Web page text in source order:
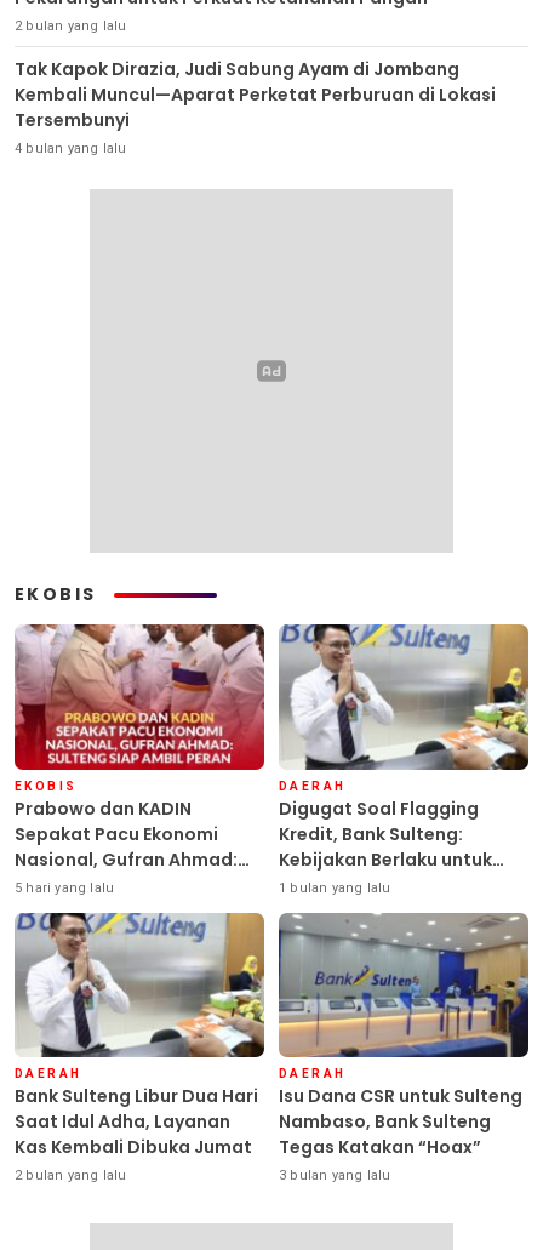
2 bulan yang lalu
Tak Kapok Dirazia, Judi Sabung Ayam di Jombang
Kembali Muncul—Aparat Perketat Perburuan di Lokasi
Tersembunyi
4 bulan yang lalu
EKOBIS
EKOBIS
Prabowo dan KADIN
Sepakat Pacu Ekonomi
Nasional, Gufran Ahmad:
Sulteng Siap Ambil Peran
5 hari yang lalu
DAERAH
Digugat Soal Flagging
Kredit, Bank Sulteng:
Kebijakan Berlaku untuk
Seluruh Debitur ASN
1 bulan yang lalu
DAERAH
Bank Sulteng Libur Dua Hari
Saat Idul Adha, Layanan
Kas Kembali Dibuka Jumat
2 bulan yang lalu
DAERAH
Isu Dana CSR untuk Sulteng
Nambaso, Bank Sulteng
Tegas Katakan “Hoax”
3 bulan yang lalu